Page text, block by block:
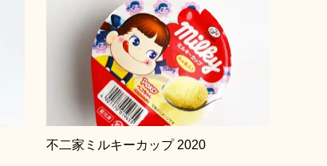
不二家ミルキーカップ 2020